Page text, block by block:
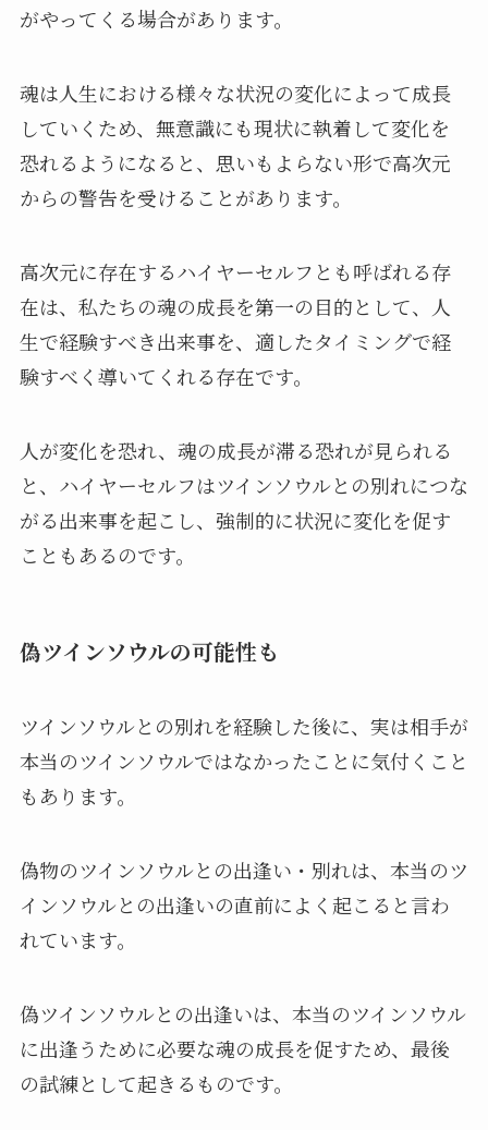
がやってくる場合があります。
魂は人生における様々な状況の変化によって成長
していくため、無意識にも現状に執着して変化を
恐れるようになると、思いもよらない形で高次元
からの警告を受けることがあります。
高次元に存在するハイヤーセルフとも呼ばれる存
在は、私たちの魂の成長を第一の目的として、人
生で経験すべき出来事を、適したタイミングで経
験すべく導いてくれる存在です。
人が変化を恐れ、魂の成長が滞る恐れが見られる
と、ハイヤーセルフはツインソウルとの別れにつな
がる出来事を起こし、強制的に状況に変化を促す
こともあるのです。
偽ツインソウルの可能性も
ツインソウルとの別れを経験した後に、実は相手が
本当のツインソウルではなかったことに気付くこと
もあります。
偽物のツインソウルとの出逢い・別れは、本当のツ
インソウルとの出逢いの直前によく起こると言わ
れています。
偽ツインソウルとの出逢いは、本当のツインソウル
に出逢うために必要な魂の成長を促すため、最後
の試練として起きるものです。